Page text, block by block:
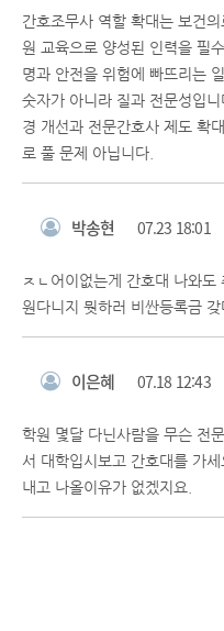
간호조무사 역할 확대는 보건
원 교육으로 양성된 인력을 필
명과 안전을 위험에 빠뜨리는
숫자가 아니라 질과 전문성입
경 개선과 전문간호사 제도 확
로 풀 문제 아닙니다.
박송현 07.23 18:01
ㅈㄴ어이없는게 간호대 나와
원다니지 뭣하러 비싼등록금
이은혜 07.18 12:43
학원 몇달 다닌사람을 무슨 전
서 대학입시보고 간호대를 가
내고 나올이유가 없겠지요.